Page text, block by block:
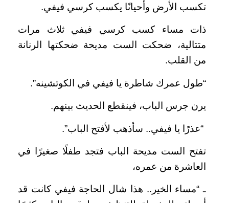
تكسب الأرض وأحيانًا يكسب كرسي فيفي.
ذات مساء كسب كرسي فيفي ثلاث مرات
متتالية، ضحكت الست مديحة ضحكتها الرنانة
من القلب.
“طول عمرك شاطرة يا فيفي في الكوتشينه”.
يرن جرس الباب، فينقطع الحديث بينهم.
“عذرًا يا فيفي.. سأذهب لأفتح الباب”.
تفتح الست مديحة الباب فتجد طفلًا صغيرًا في
العاشرة من عمره،
ـ “مساء الخير.. هذا شال الحاجة فيفي كانت قد